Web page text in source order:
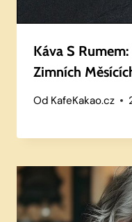
Káva S
Zimních
Od KafeKakao.cz